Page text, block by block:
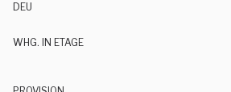
DEU
WHG. IN ETAGE